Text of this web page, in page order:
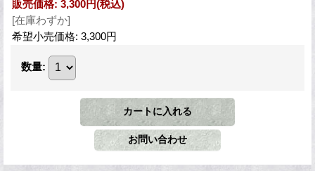
販売価格: 3,300円(税込)
[在庫わずか]
希望小売価格: 3,300円
数量: